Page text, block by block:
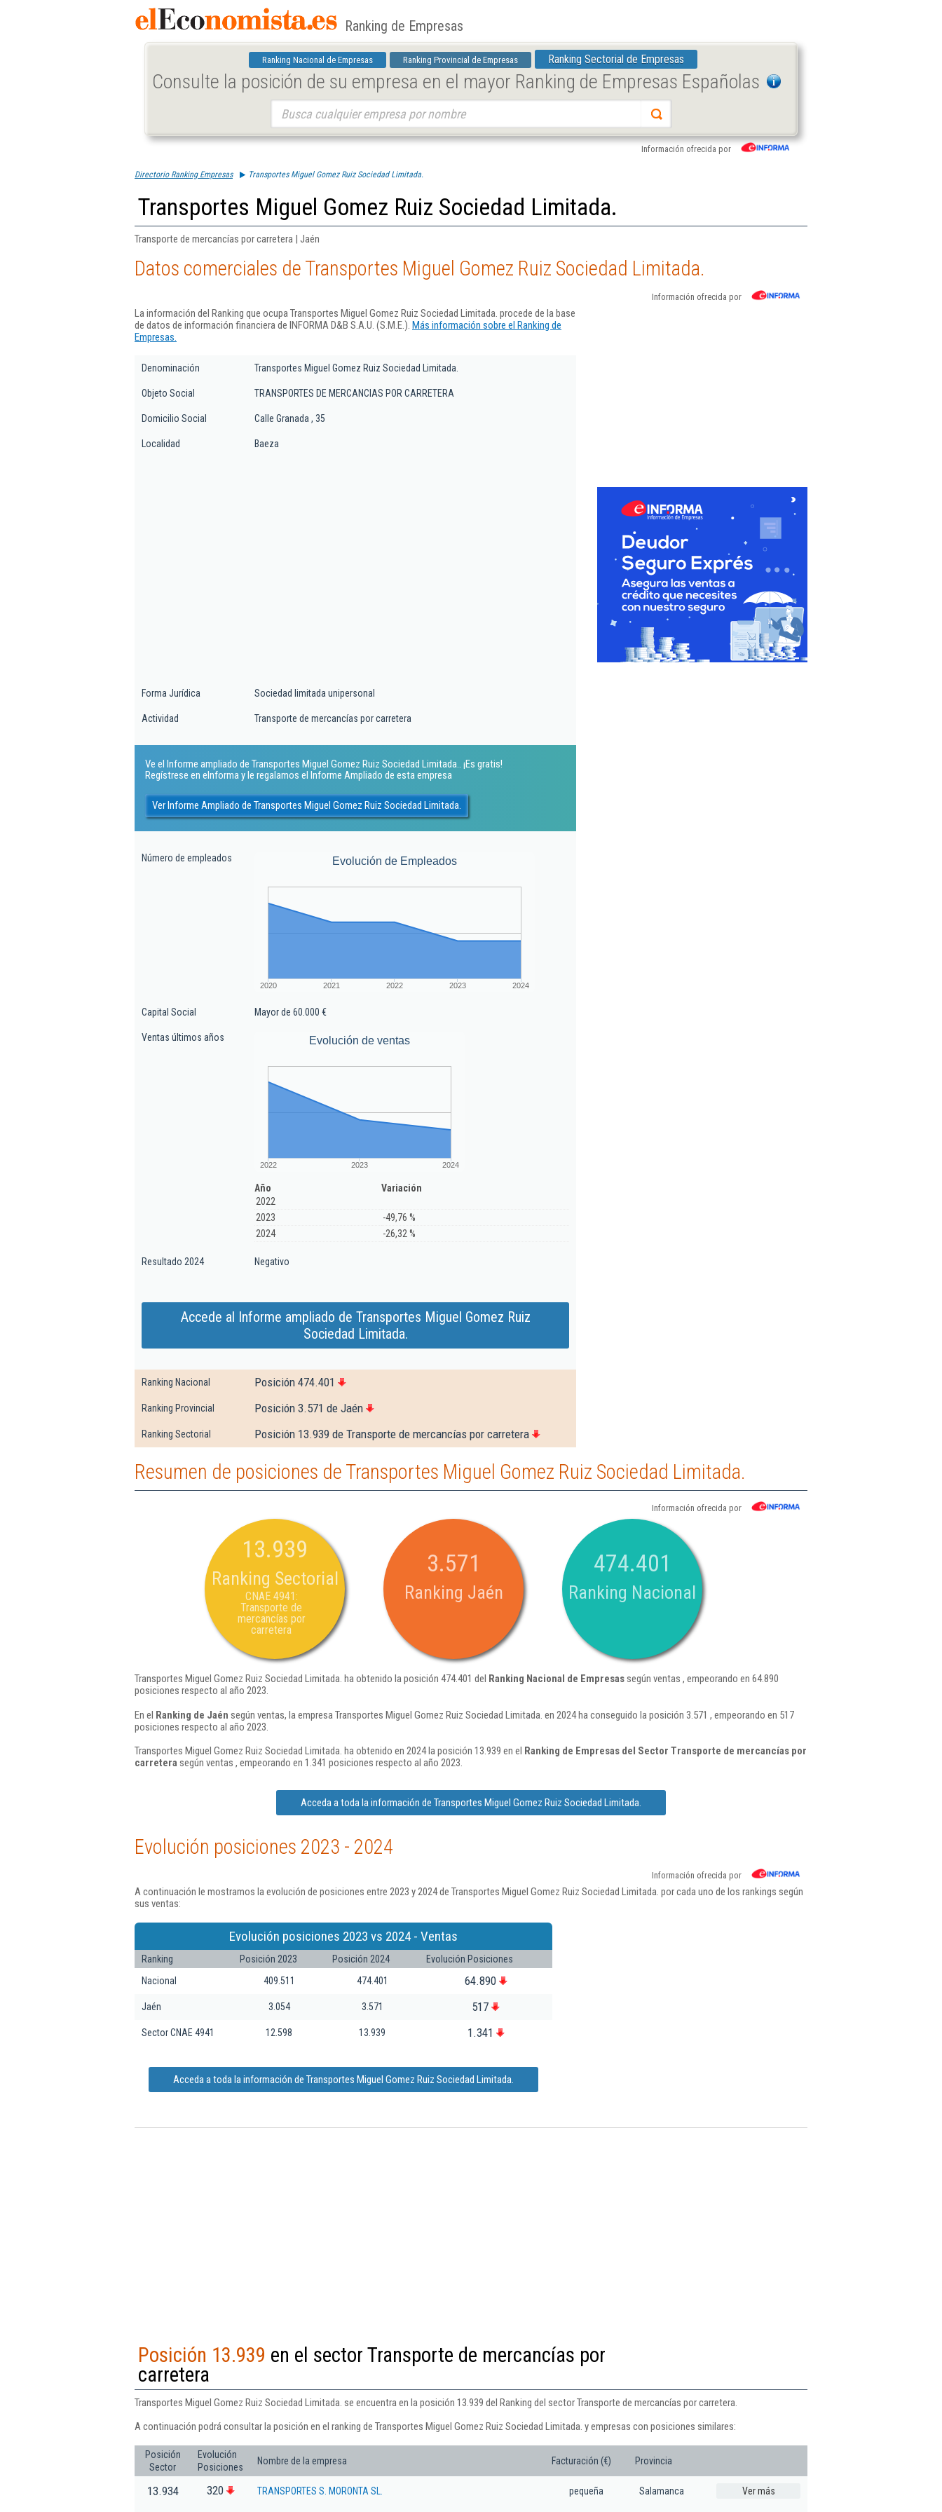
Ranking de Empresas
Ranking Nacional de Empresas Ranking Provincial de Empresas Ranking Sectorial de Empresas
Consulte la posición de su empresa en el mayor Ranking de Empresas Españolas
Información ofrecida por
Directorio Ranking Empresas Transportes Miguel Gomez Ruiz Sociedad Limitada.
Transportes Miguel Gomez Ruiz Sociedad Limitada.
Transporte de mercancías por carretera | Jaén
Datos comerciales de Transportes Miguel Gomez Ruiz Sociedad Limitada.
Información ofrecida por
La información del Ranking que ocupa Transportes Miguel Gomez Ruiz Sociedad Limitada. procede de la base
de datos de información financiera de INFORMA D&B S.A.U. (S.M.E.). Más información sobre el Ranking de
Empresas.
Denominación Transportes Miguel Gomez Ruiz Sociedad Limitada.
Objeto Social TRANSPORTES DE MERCANCIAS POR CARRETERA
Domicilio Social Calle Granada , 35
Localidad Baeza
Forma Jurídica Sociedad limitada unipersonal
Actividad Transporte de mercancías por carretera
Ve el Informe ampliado de Transportes Miguel Gomez Ruiz Sociedad Limitada.. ¡Es gratis!
Regístrese en eInforma y le regalamos el Informe Ampliado de esta empresa
Ver Informe Ampliado de Transportes Miguel Gomez Ruiz Sociedad Limitada.
Número de empleados Evolución de Empleados
2020 2021 2022 2023 2024
Capital Social Mayor de 60.000 €
Ventas últimos años Evolución de ventas
2022 2023 2024
Año
Variación
2022
2023
-49,76 %
2024
-26,32 %
Resultado 2024 Negativo
Accede al Informe ampliado de Transportes Miguel Gomez Ruiz
Sociedad Limitada.
Ranking Nacional Posición 474.401
Ranking Provincial Posición 3.571 de Jaén
Ranking Sectorial Posición 13.939 de Transporte de mercancías por carretera
Resumen de posiciones de Transportes Miguel Gomez Ruiz Sociedad Limitada.
Información ofrecida por
13.939
Ranking Sectorial
CNAE 4941:
Transporte de
mercancías por
carretera
3.571
Ranking Jaén
474.401
Ranking Nacional
Transportes Miguel Gomez Ruiz Sociedad Limitada. ha obtenido la posición 474.401 del Ranking Nacional de Empresassegún ventas , empeorando en 64.890
posiciones respecto al año 2023.
En el Ranking de Jaén según ventas, la empresa Transportes Miguel Gomez Ruiz Sociedad Limitada. en 2024 ha conseguido la posición 3.571 , empeorando en 517
posiciones respecto al año 2023.
Transportes Miguel Gomez Ruiz Sociedad Limitada. ha obtenido en 2024 la posición 13.939 en el Ranking de Empresas del Sector Transporte de mercancías por
carreterasegún ventas , empeorando en 1.341 posiciones respecto al año 2023.
Acceda a toda la información de Transportes Miguel Gomez Ruiz Sociedad Limitada.
Evolución posiciones 2023 - 2024
Información ofrecida por
A continuación le mostramos la evolución de posiciones entre 2023 y 2024 de Transportes Miguel Gomez Ruiz Sociedad Limitada. por cada uno de los rankings según
sus ventas:
Evolución posiciones 2023 vs 2024 - Ventas
Ranking Posición 2023 Posición 2024
Evolución Posiciones
Nacional
409.511 474.401 64.890
Jaén 3.054 3.571 517
Sector CNAE 4941 12.598 13.939 1.341
Acceda a toda la información de Transportes Miguel Gomez Ruiz Sociedad Limitada.
Posición 13.939 en el sector Transporte de mercancías por
carretera
Transportes Miguel Gomez Ruiz Sociedad Limitada. se encuentra en la posición 13.939 del Ranking del sector Transporte de mercancías por carretera.
A continuación podrá consultar la posición en el ranking de Transportes Miguel Gomez Ruiz Sociedad Limitada. y empresas con posiciones similares:
Posición
Sector
Evolución
Posiciones
Nombre de la empresa Facturación (€) Provincia
13.934 320 TRANSPORTES S. MORONTA SL. pequeña Salamanca Ver más